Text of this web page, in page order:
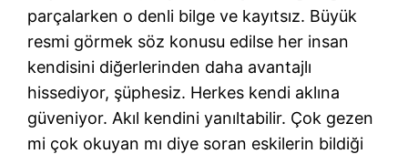
parçalarken o denli bilge ve kayıtsız. Büyük
resmi görmek söz konusu edilse her insan
kendisini diğerlerinden daha avantajlı
hissediyor, şüphesiz. Herkes kendi aklına
güveniyor. Akıl kendini yanıltabilir. Çok gezen
mi çok okuyan mı diye soran eskilerin bildiği